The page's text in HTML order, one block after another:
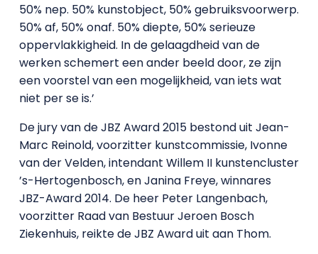
50% nep. 50% kunstobject, 50% gebruiksvoorwerp.
50% af, 50% onaf. 50% diepte, 50% serieuze
oppervlakkigheid. In de gelaagdheid van de
werken schemert een ander beeld door, ze zijn
een voorstel van een mogelijkheid, van iets wat
niet per se is.’
De jury van de JBZ Award 2015 bestond uit Jean-
Marc Reinold, voorzitter kunstcommissie, Ivonne
van der Velden, intendant Willem II kunstencluster
’s-Hertogenbosch, en Janina Freye, winnares
JBZ-Award 2014. De heer Peter Langenbach,
voorzitter Raad van Bestuur Jeroen Bosch
Ziekenhuis, reikte de JBZ Award uit aan Thom.